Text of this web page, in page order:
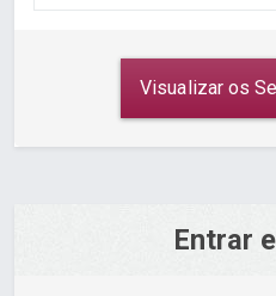
Visualizar os
Entrar